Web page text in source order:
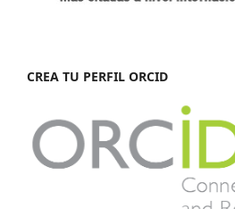
CREA TU PERFIL ORCID